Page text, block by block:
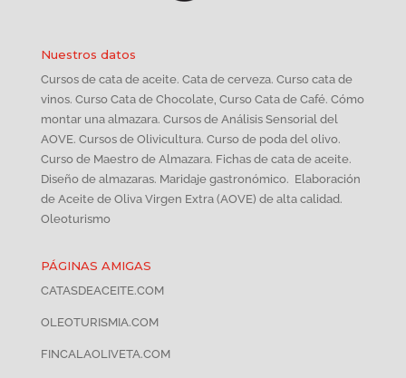
Nuestros datos
Cursos de cata de aceite. Cata de cerveza. Curso cata de
vinos. Curso Cata de Chocolate, Curso Cata de Café. Cómo
montar una almazara. Cursos de Análisis Sensorial del
AOVE. Cursos de Olivicultura. Curso de poda del olivo.
Curso de Maestro de Almazara. Fichas de cata de aceite.
Diseño de almazaras. Maridaje gastronómico. Elaboración
de Aceite de Oliva Virgen Extra (AOVE) de alta calidad.
Oleoturismo
PÁGINAS AMIGAS
CATASDEACEITE.COM
OLEOTURISMIA.COM
FINCALAOLIVETA.COM